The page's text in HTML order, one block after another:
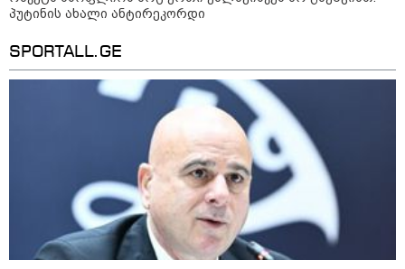
კასპიის ზღვა: სამი ქვეყნის
09:42 / 22-07-2026
რუსეთის ქალაქებში,
კრასნოდარსა და ნევინომისკში,
Wildberries-ის ლოგისტიკურ
ცენტრებზე თავდასხმა მოხდა-
არიან დაშავებულები
08:51 / 22-07-2026
პუტინის ახალი ანტირეკორდი
SPORTALL.GE